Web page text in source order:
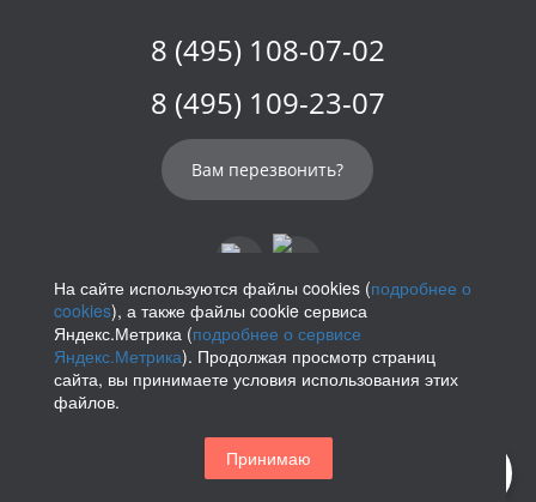
8 (495) 108-07-02
8 (495) 109-23-07
Вам перезвонить?
info@parikof.ru
Политика конфиденциальности
Магазин париков — Parikof. 2026
На сайте используются файлы cookies (подробнее о
cookies), а также файлы cookie сервиса
Яндекс.Метрика (подробнее о сервисе
Яндекс.Метрика). Продолжая просмотр страниц
сайта, вы принимаете условия использования этих
файлов.
Принимаю